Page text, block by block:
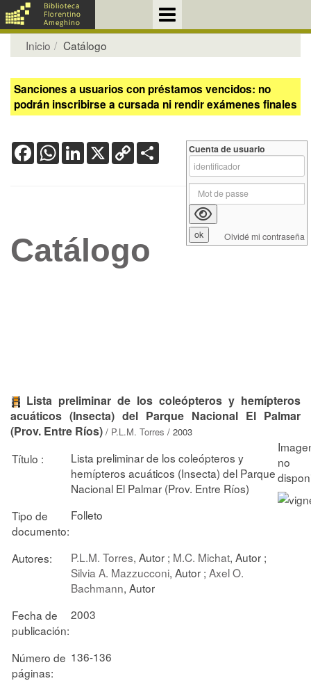
Inicio Catálogo
Sanciones a usuarios con préstamos vencidos: no
podrán inscribirse a cursada ni rendir exámenes finales
FacebookWhatsApp
LinkedIn
X Copy
Link
Catálogo
Lista preliminar de los coleópteros y hemípteros
acuáticos (Insecta) del Parque Nacional El Palmar
(Prov. Entre Ríos) / P.L.M. Torres / 2003
Título :
Lista preliminar de los coleópteros y
hemípteros acuáticos (Insecta) del Parque
Nacional El Palmar (Prov. Entre Ríos)
Tipo de
documento:
Folleto
Autores: P.L.M. Torres, Autor ; M.C. Michat, Autor ;
Silvia A. Mazzucconi, Autor ; Axel O.
Bachmann, Autor
Fecha de
publicación:
2003
Número de
páginas:
136-136
Cuenta de usuario
Olvidé mi contraseña